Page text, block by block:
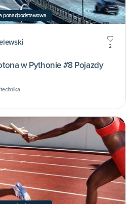
ponadpodstawowa
2
w Pythonie #8 Pojazdy